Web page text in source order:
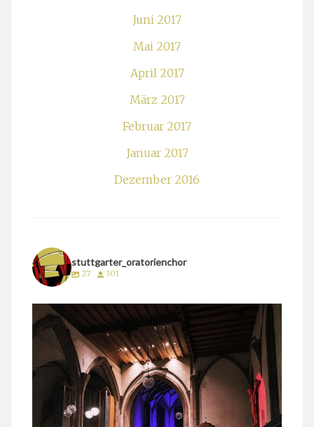
Juni 2017
Mai 2017
April 2017
März 2017
Februar 2017
Januar 2017
Dezember 2016
stuttgarter_oratorienchor
27 301
stuttgarter_oratorienchor
März 24